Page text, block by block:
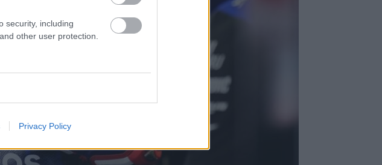
security, including
other user protection.
Privacy Policy